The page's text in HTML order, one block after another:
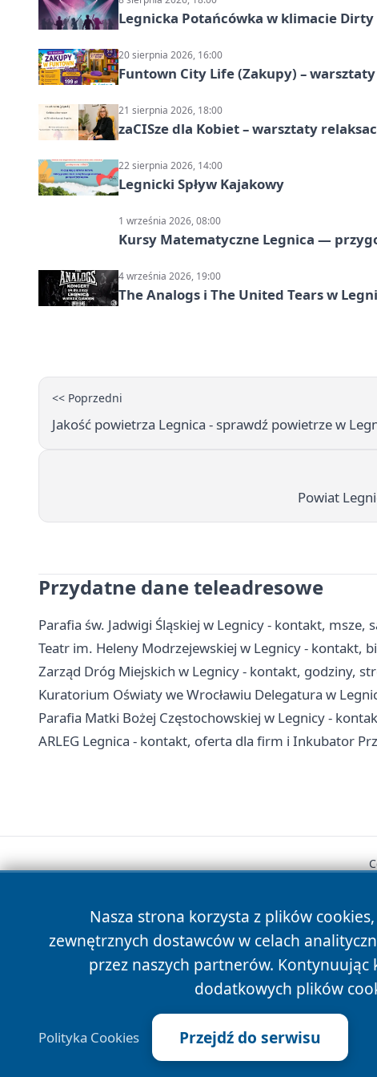
Legnicka Potańcówka w klimacie Dirty
20 sierpnia 2026, 16:00
Funtown City Life (Zakupy) –
21 sierpnia 2026, 18:00
zaCISze dla Kobiet – warsztaty
22 sierpnia 2026, 14:00
Legnicki Spływ Kajakowy
1 września 2026, 08:00
Kursy Matematyczne Legnica —
4 września 2026, 19:00
The Analogs i The United Tears w
<< Poprzedni
Jakość powietrza Legnica - sprawdź powietrze w
Powiat
Przydatne dane teleadresowe
Parafia św. Jadwigi Śląskiej w Legnicy - kontakt, msze,
Teatr im. Heleny Modrzejewskiej w Legnicy - kontakt,
Zarząd Dróg Miejskich w Legnicy - kontakt, godziny,
Kuratorium Oświaty we Wrocławiu Delegatura w
Parafia Matki Bożej Częstochowskiej w Legnicy -
ARLEG Legnica - kontakt, oferta dla firm i Inkubator
Nasza strona korzysta z plików
zewnętrznych dostawców w celach
przez naszych partnerów. Kontynuując
dodatkowych plików
Polityka Cookies Przejdź do serwisu